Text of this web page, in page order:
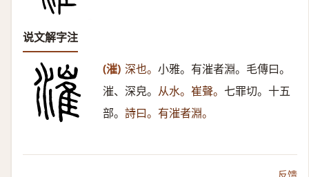
说文解字注
(漼) 深也。 小雅。有漼者淵。毛傳曰。
漼、深皃。 从水。崔聲。 七罪切。十五
部。 詩曰。有漼者淵。